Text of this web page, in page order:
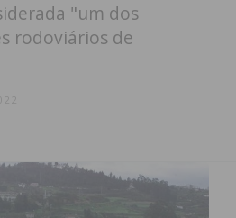
"um dos
rodoviários de